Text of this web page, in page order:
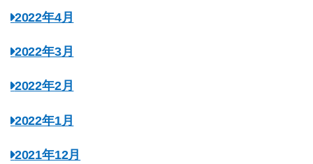
2022年4月
2022年3月
2022年2月
2022年1月
2021年12月